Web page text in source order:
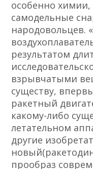
особенно химии,
самодельные
народовольцев.
результатом
взрывчатыми
существу,
ракетный
какому-либо
летательном
другие
прообраз